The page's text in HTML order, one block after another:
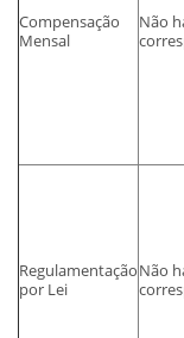
Compensação
Mensal
Não
Regulamentação
por Lei
Não